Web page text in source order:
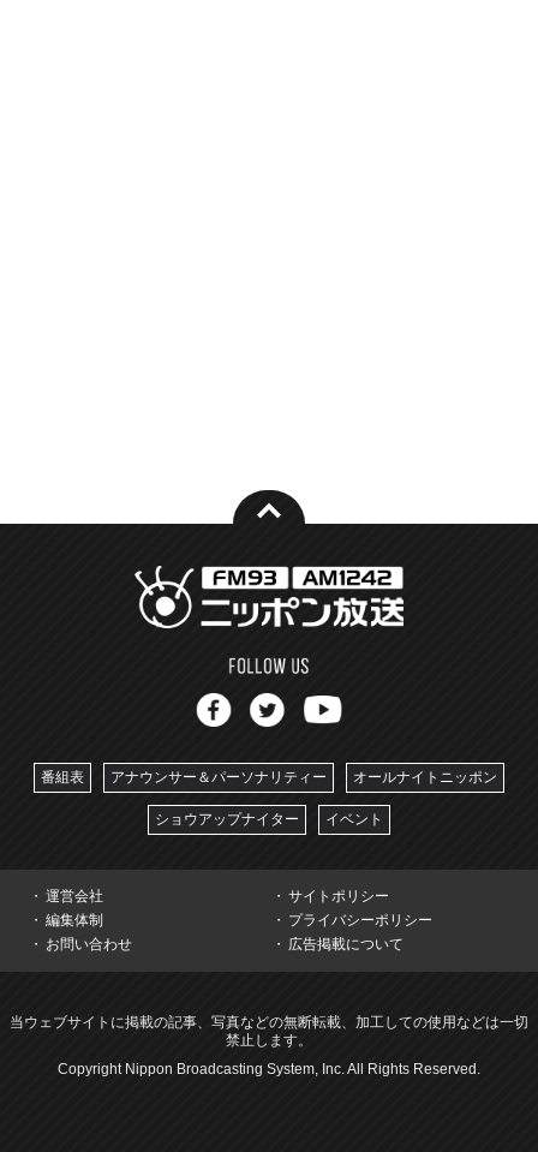
番組表 アナウンサー＆パーソナリティー オールナイトニッポン
ショウアップナイター イベント
運営会社
サイトポリシー
編集体制
プライバシーポリシー
お問い合わせ
広告掲載について
当ウェブサイトに掲載の記事、写真などの無断転載、加工しての使用などは一切
禁止します。
Copyright Nippon Broadcasting System, Inc. All Rights Reserved.